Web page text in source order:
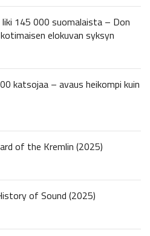
145 000 suomalaista – Don
elokuvan syksyn
katsojaa – avaus heikompi kuin
of the Kremlin (2025)
of Sound (2025)